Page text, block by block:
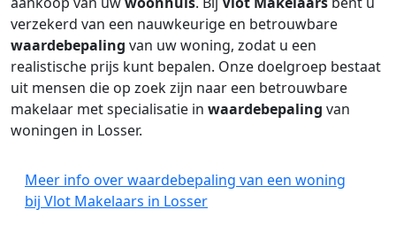
verzekerd van een nauwkeurige en betrouwbare
waardebepaling van uw woning, zodat u een
realistische prijs kunt bepalen. Onze doelgroep bestaat
uit mensen die op zoek zijn naar een betrouwbare
makelaar met specialisatie in waardebepaling van
woningen in Losser.
Meer info over waardebepaling van een woning
bij Vlot Makelaars in Losser